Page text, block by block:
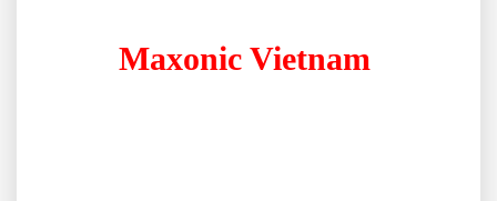
Maxonic Vietnam